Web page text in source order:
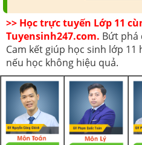
>> Học trực tuyến Lớp 11
Tuyensinh247.com. Bứt phá
Cam kết giúp học sinh lớp
nếu học không hiệu quả.